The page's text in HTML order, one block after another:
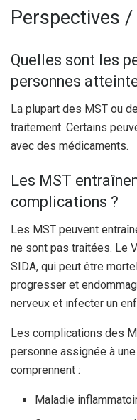
Perspectives
Quelles sont les
personnes
La plupart des MST ou
traitement. Certains
avec des médicaments.
Les MST
complications ?
Les MST peuvent
ne sont pas traitées. Le
SIDA, qui peut être
progresser et
nerveux et infecter un
Les complications des
personne assignée à
comprennent :
Maladie